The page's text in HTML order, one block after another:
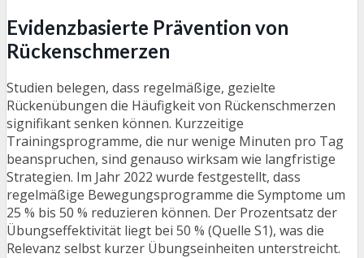
Evidenzbasierte Prävention von
Rückenschmerzen
Studien belegen, dass regelmäßige, gezielte
Rückenübungen die Häufigkeit von Rückenschmerzen
signifikant senken können. Kurzzeitige
Trainingsprogramme, die nur wenige Minuten pro Tag
beanspruchen, sind genauso wirksam wie langfristige
Strategien. Im Jahr 2022 wurde festgestellt, dass
regelmäßige Bewegungsprogramme die Symptome um
25 % bis 50 % reduzieren können. Der Prozentsatz der
Übungseffektivität liegt bei 50 % (Quelle S1), was die
Relevanz selbst kurzer Übungseinheiten unterstreicht.